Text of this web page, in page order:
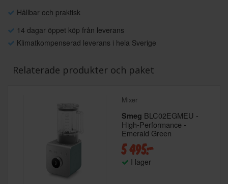
Hållbar och praktisk
14 dagar öppet köp från leverans
Klimatkompenserad leverans i hela Sverige
Relaterade produkter och paket
Mixer
Smeg BLC02EGMEU -
High-Performance -
Emerald Green
5 495:-
I lager